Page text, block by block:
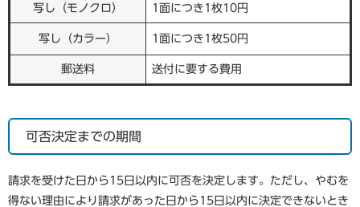
写し（モノクロ） 1面につき1枚10円
写し（カラー） 1面につき1枚50円
郵送料 送付に要する費用
可否決定までの期間
請求を受けた日から15日以内に可否を決定します。ただし、やむを
得ない理由により請求があった日から15日以内に決定できないとき